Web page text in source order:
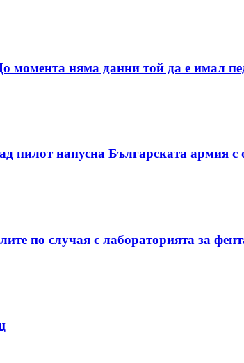
момента няма данни той да е имал
пилот напусна Българската армия с
по случая с лабораторията за